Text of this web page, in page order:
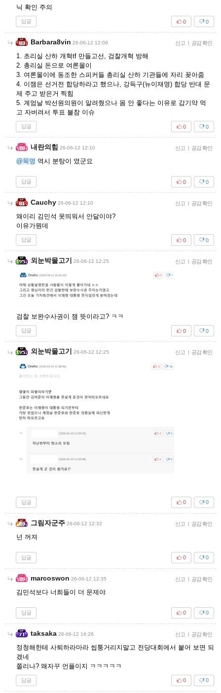
닉 확인 주의
답글 0
0
Barbara8vin 26-06-12 12:09 신고 공감 확인
1. 초리실 산하 개혁tf 만들고선, 검찰개혁 방해
2. 총리실 돈으로 여론몰이
3. 여론몰이에 동조한 스피커들 총리실 산하 기관들에 자리 꽂아줌
4. 이잼은 선거전 합당하라고 했으나, 강득구(뉴이재명) 합당 반대 문
제 주고 받은거 찍힘
5. 계엄날 박선원의원이 알려줬으나 몸 안 좋다는 이유로 감기약 먹
고 자버려서 투표 불참 이슈
답글 0
0
내란의힘 26-06-12 12:10 신고 공감 확인
@묵명 역시 분탕이 였군요
답글 0
0
Cauchy 26-06-12 12:10 신고 공감 확인
왜이리 김민석 못띄워서 안달이야?
이유가뭔데
답글 0
0
외눈박물고기 26-06-12 12:25 신고 공감 확인
검찰 보완수사권이 잼 뜻이라고? ㅋㅋ
답글 0
0
외눈박물고기 26-06-12 12:25 신고 | 공감 확인
답글 0
0
그림자군주 26-06-12 12:32 신고 | 공감 확인
넌 꺼져
답글 0
0
marcoswon 26-06-12 12:35 신고 | 공감 확인
김민석보다 너희들이 더 문제야
답글 0
0
taksaka 26-06-12 16:26 신고 | 공감 확인
정청해한테 사퇴하라마라 씹퉁거리지말고 전당대회에서 붙어 보면 되
겠네
쫄리나? 왜자꾸 언플이지 ㅋㅋㅋㅋㅋ
답글 0
0